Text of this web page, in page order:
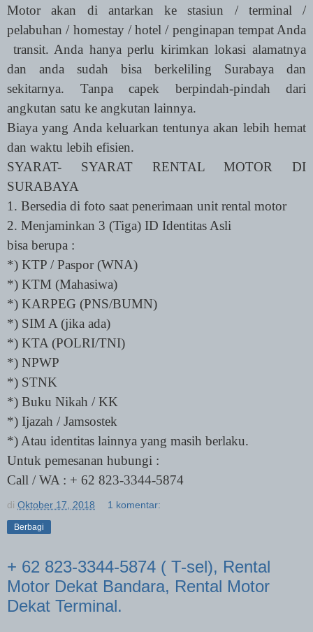
Motor akan di antarkan ke stasiun / terminal /
pelabuhan / homestay / hotel / penginapan tempat Anda
transit. Anda hanya perlu kirimkan lokasi alamatnya
dan anda sudah bisa berkeliling Surabaya dan
sekitarnya. Tanpa capek berpindah-pindah dari
angkutan satu ke angkutan lainnya.
Biaya yang Anda keluarkan tentunya akan lebih hemat
dan waktu lebih efisien.
SYARAT- SYARAT RENTAL MOTOR DI
SURABAYA
1. Bersedia di foto saat penerimaan unit rental motor
2. Menjaminkan 3 (Tiga) ID Identitas Asli
bisa berupa :
*) KTP / Paspor (WNA)
*) KTM (Mahasiwa)
*) KARPEG (PNS/BUMN)
*) SIM A (jika ada)
*) KTA (POLRI/TNI)
*) NPWP
*) STNK
*) Buku Nikah / KK
*) Ijazah / Jamsostek
*) Atau identitas lainnya yang masih berlaku.
Untuk pemesanan hubungi :
Call / WA : + 62 823-3344-5874
di Oktober 17, 2018 1 komentar:
Berbagi
+ 62 823-3344-5874 ( T-sel), Rental
Motor Dekat Bandara, Rental Motor
Dekat Terminal.